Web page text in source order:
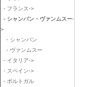
- フランス->
- シャンパン・ヴァンムスー-
>
- シャンパン
- ヴァンムスー
- イタリア->
- スペイン->
- ポルトガル